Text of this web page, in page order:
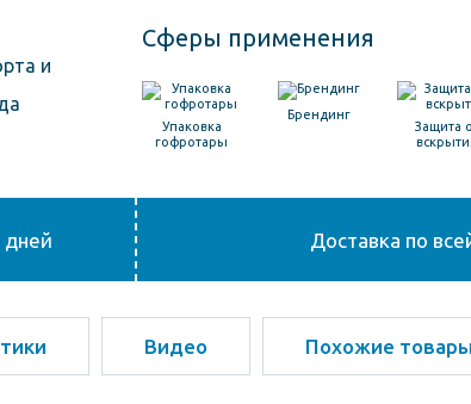
Сферы применения
Упаковка
гофротары
Брендинг
Защита
дней Доставка по
Видео Похожие товары